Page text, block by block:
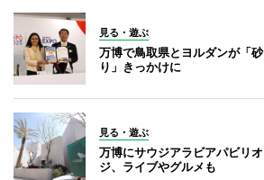
見る・遊ぶ
万博で鳥取県とヨルダンが「
り」きっかけに
見る・遊ぶ
万博にサウジアラビアパビリ
ジ、ライブやグルメも